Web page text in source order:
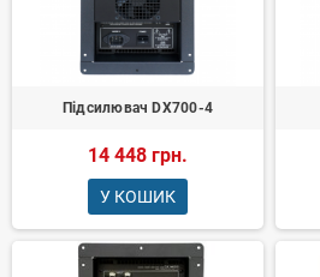
Підсилювач DX700-4
14 448 грн.
У КОШИК